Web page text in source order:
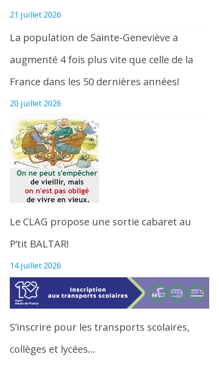
21 juillet 2026
La population de Sainte-Geneviève a
augmenté 4 fois plus vite que celle de la
France dans les 50 dernières années!
20 juillet 2026
Le CLAG propose une sortie cabaret au
P’tit BALTAR!
14 juillet 2026
S’inscrire pour les transports scolaires,
collèges et lycées…